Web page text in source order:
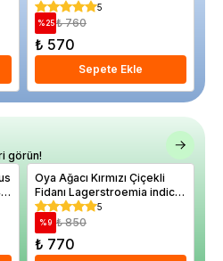
5
%25 ₺ 760
₺ 570
Sepete Ekle
görün!
Oya Ağacı Kırmızı Çiçekli
Fidanı Lagerstroemia indica
Black Solitaire 40 60 cm
5
% 9 ₺ 850
₺ 770